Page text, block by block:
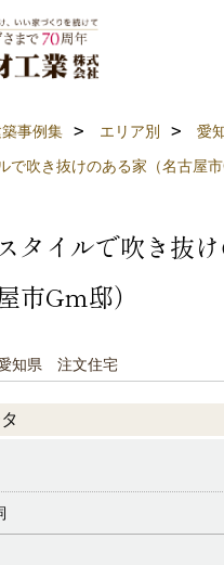
事例集 エリア別
愛
で吹き抜けのある家（名古屋市
タイルで吹き抜
市Gｍ邸）
知県 注文住宅